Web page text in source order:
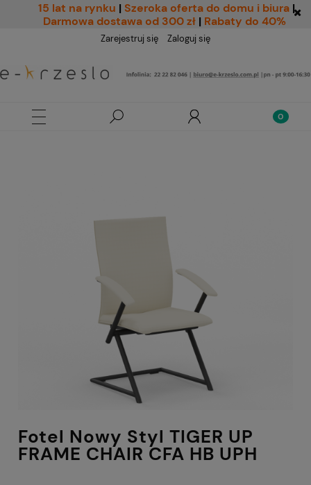
15 lat na rynku | Szeroka oferta do domu i biura |
Darmowa dostawa od 300 zł | Rabaty do 40%
Zarejestruj się Zaloguj się
Fotel Nowy Styl TIGER UP
FRAME CHAIR CFA HB UPH